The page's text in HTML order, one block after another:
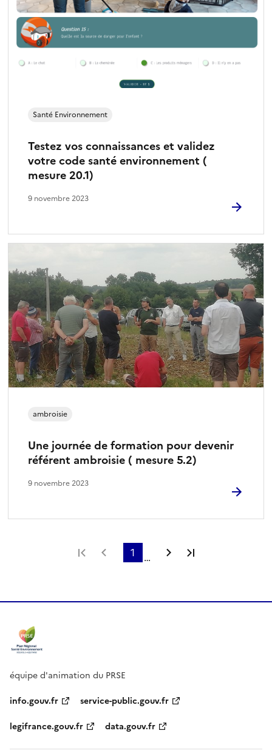
Testez vos connaissances et validez
votre code santé environnement (
mesure 20.1)
Santé Environnement
9 novembre 2023
Une journée de formation pour devenir
référent ambroisie ( mesure 5.2)
ambroisie
9 novembre 2023
Première page
Page précédente
1 … Page suivante
équipe d'animation du PRSE
info.gouv.fr
service-public.gouv.fr
legifrance.gouv.fr
data.gouv.fr